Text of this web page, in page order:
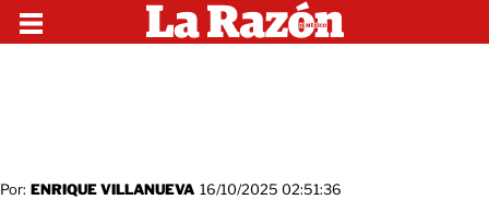
Por: ENRIQUE VILLANUEVA 16/10/2025 02:51:36